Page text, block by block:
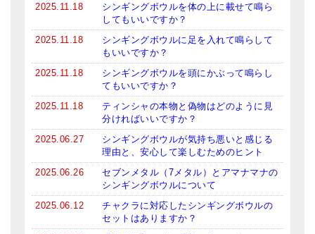
2025.11.18
シンギングボウルを体の上に載せて鳴ら
してもいいですか？
2025.11.18
シンギングボウルに足を入れて鳴らして
もいいですか？
2025.11.18
シンギングボウルを頭にかぶって鳴らし
てもいいですか？
2025.11.18
ティンシャの本物と偽物はどのように見
分ければいいですか？
2025.06.27
シンギングボウルが気持ち悪いと感じる
理由と、安心して楽しむためのヒント
2025.06.26
セブンメタル（7メタル）とアマナマナの
シンギングボウルについて
2025.06.12
チャクラに対応したシンギングボウルの
セットはありますか？